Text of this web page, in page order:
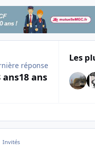
réponse
ans18 ans
Les
topic overview
Invités